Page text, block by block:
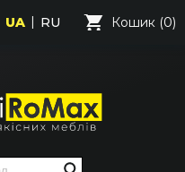
UA RU Кошик (0)